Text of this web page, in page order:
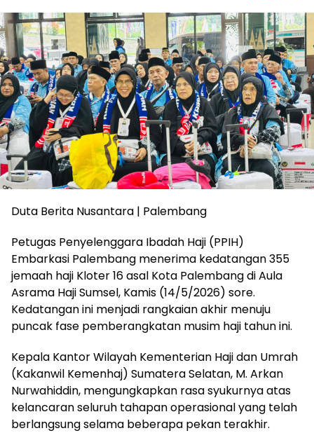
Duta Berita Nusantara | Palembang
Petugas Penyelenggara Ibadah Haji (PPIH)
Embarkasi Palembang menerima kedatangan 355
jemaah haji Kloter 16 asal Kota Palembang di Aula
Asrama Haji Sumsel, Kamis (14/5/2026) sore.
Kedatangan ini menjadi rangkaian akhir menuju
puncak fase pemberangkatan musim haji tahun ini.
Kepala Kantor Wilayah Kementerian Haji dan Umrah
(Kakanwil Kemenhaj) Sumatera Selatan, M. Arkan
Nurwahiddin, mengungkapkan rasa syukurnya atas
kelancaran seluruh tahapan operasional yang telah
berlangsung selama beberapa pekan terakhir.